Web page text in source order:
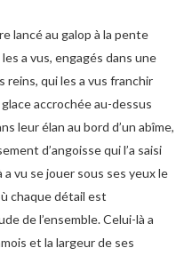
lancé au galop à la pente
a vus, engagés dans une
reins, qui les a vus franchir
accrochée au-dessus
leur élan au bord d’un abîme,
d’angoisse qui l’a saisi
vu se jouer sous ses yeux le
chaque détail est
de l’ensemble. Celui-là a
et la largeur de ses